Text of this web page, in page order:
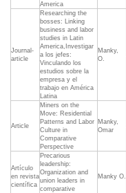
America
Journal-
article
Researching the
bosses: Linking
business and labor
studies in Latin
America,Investigar
a los jefes:
Vinculando los
estudios sobre la
empresa y el
trabajo en América
Latina
Manky,
O.
Article
Miners on the
Move: Residential
Patterns and Labor
Culture in
Comparative
Perspective
Manky,
Omar
Artículo
en revista
científica
Precarious
leadership:
Organization and
union leaders in
comparative
Manky O.